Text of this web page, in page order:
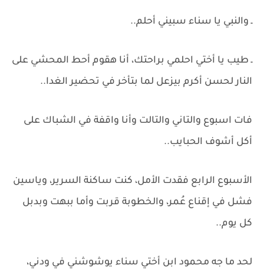
ـ والنبي يا سناء سبيني أحلم..
ـ طيب يا أختي احلمي براحتك، أنا هقوم أحط المحشي على
النار لحسن أكرم بيزعل لما بتأخر في تحضير الغدا..
فات اسبوع والتاني والتالت وأنا واقفة في الشباك على
أكل أشوف الحبايب..
الأسبوع الرابع فقدت الأمل، كنت ساكنة السرير، وياسين
فشل في إقناع عُمر، والخطوبة قربت وأما ببهت وبدبل
كل يوم..
لحد ما جه محمود ابن أختي سناء يوشوشني في ودني،